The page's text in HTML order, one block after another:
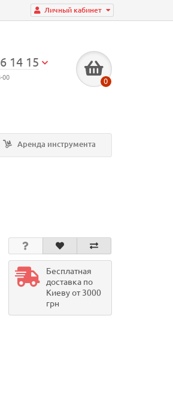
Личный кабинет
14 15
00 0
Аренда инструмента
Бесплатная
доставка по
Киеву от 3000
грн